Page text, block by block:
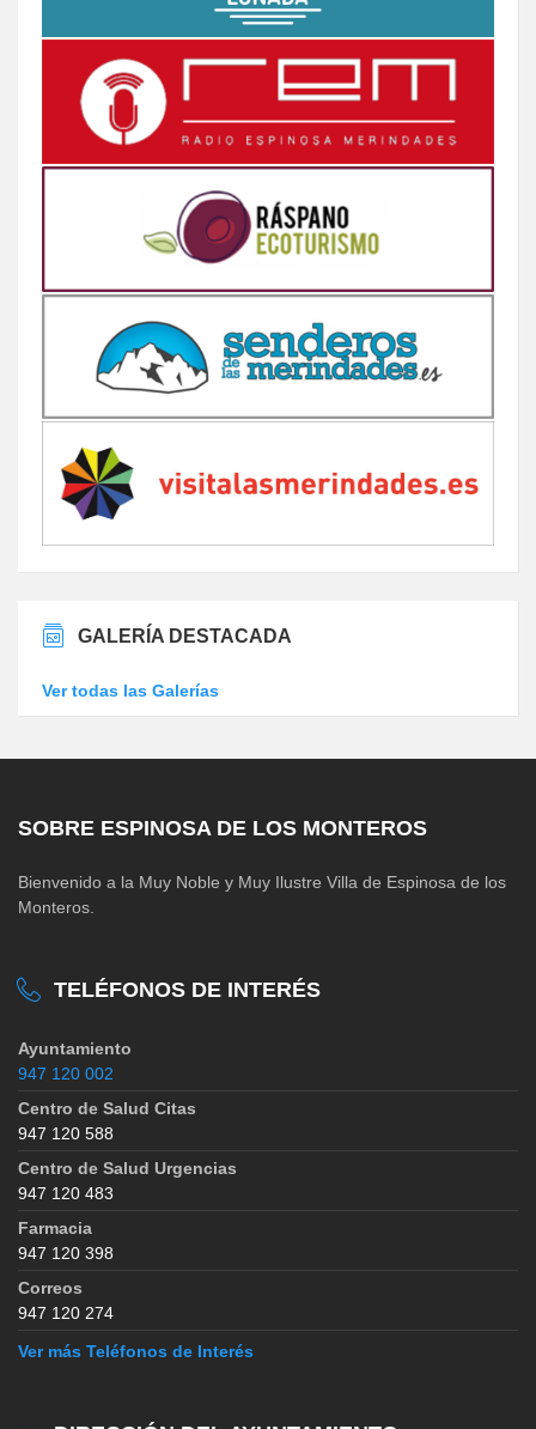
GALERÍA DESTACADA
Ver todas las Galerías
SOBRE ESPINOSA DE LOS MONTEROS
Bienvenido a la Muy Noble y Muy Ilustre Villa de Espinosa de los
Monteros.
TELÉFONOS DE INTERÉS
Ayuntamiento
947 120 002
Centro de Salud Citas
947 120 588
Centro de Salud Urgencias
947 120 483
Farmacia
947 120 398
Correos
947 120 274
Ver más Teléfonos de Interés